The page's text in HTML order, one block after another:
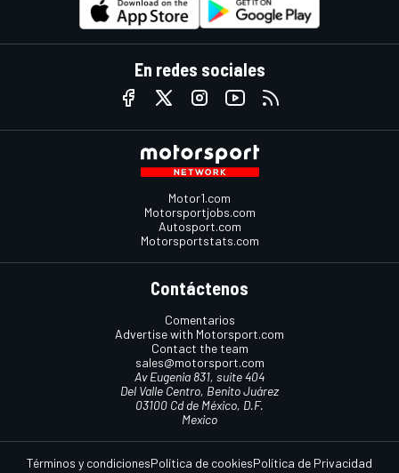
En redes sociales
Motor1.com
Motorsportjobs.com
Autosport.com
Motorsportstats.com
Contáctenos
Comentarios
Advertise with Motorsport.com
Contact the team
sales@motorsport.com
Av Eugenia 831, suite 404
Del Valle Centro, Benito Juárez
03100 Cd de México, D.F.
Mexico
Términos y condicionesPolítica de cookiesPolítica de Privacidad